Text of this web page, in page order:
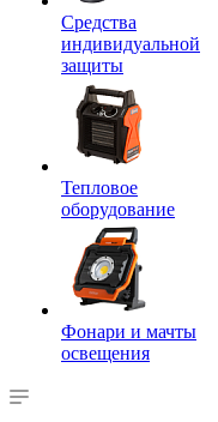
Средства
индивидуальной
защиты
Тепловое
оборудование
Фонари и мачты
освещения